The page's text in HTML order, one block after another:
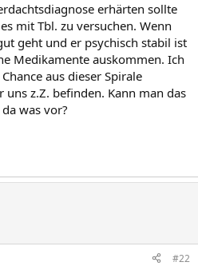
erhärten sollte
mit Tbl. zu versuchen. Wenn
geht und er psychisch stabil ist
Medikamente auskommen. Ich
aus dieser Spirale
z.Z. befinden. Kann man das
was vor?
#22